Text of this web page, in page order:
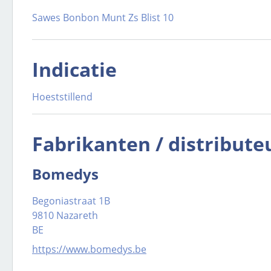
Sawes Bonbon Munt Zs Blist 10
Indicatie
Hoeststillend
Fabrikanten /
Bomedys
Begoniastraat 1B
9810 Nazareth
BE
https://www.bomedys.be